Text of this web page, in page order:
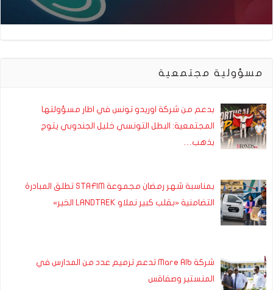
مسؤولية مجتمعية
بدعم من شركة اوريدو تونس في اطار مسؤولتها
المجتمعية: البطل التونسي خليل الجندوبي يتوج
بذهب…
بمناسبة شهر رمضان مجموعة STAFIM تطلق المبادرة
التضامنية «بقلب كبير نملاو LANDTREK الخير»
شركة Mare Alb تدعم ترميم عدد من المدارس في
المنستير وصفاقس